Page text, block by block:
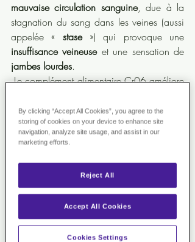
mauvaise circulation sanguine, due à la
stagnation du sang dans les veines (aussi
appelée « stase
insuffisance veineuse
jambes lourdes.
Le complément alimentaire Cr06 améliore
au cassis, à la vigne rouge et au sureau
qui ont des propriétés diurétiques, anti-
inflammatoires et anti-oxydantes.
Complément alimentaire 100% naturel
>> CLIQUEZ ICI <<
By clicking “Accept All Cookies”, you agree to the
storing of cookies on your device to enhance site
navigation, analyze site usage, and assist in our
marketing efforts.
Reject All
Accept All Cookies
Cookies Settings